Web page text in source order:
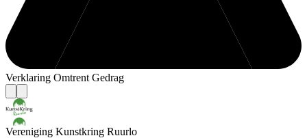
Verklaring Omtrent Gedrag
Vereniging Kunstkring Ruurlo